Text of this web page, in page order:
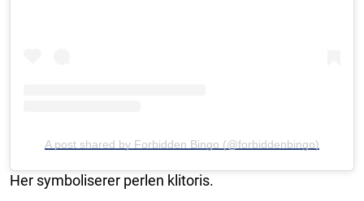
A post shared by Forbidden Bingo (@forbiddenbingo)
Her symboliserer perlen klitoris.